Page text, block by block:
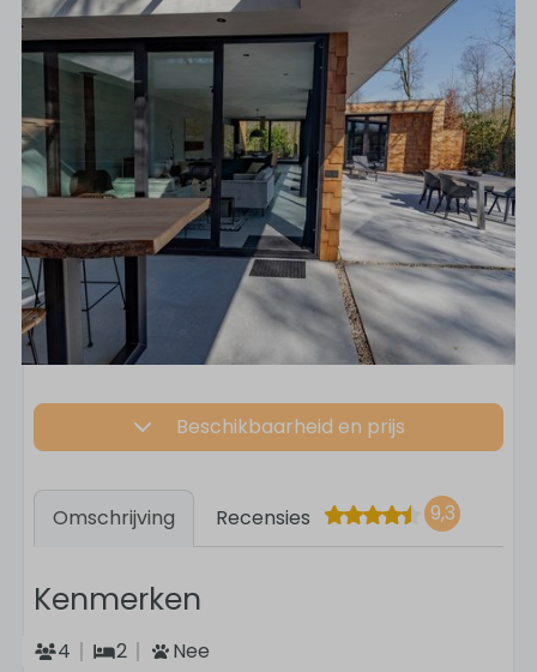
Beschikbaarheid en prijs
Omschrijving Recensies 9,3
Kenmerken
4 2 Nee